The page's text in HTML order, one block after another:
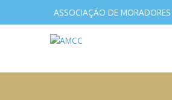
ASSOCIAÇÃO DE